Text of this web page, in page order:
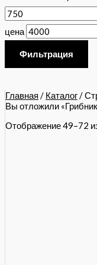
цена
Фильтрация
Главная / Каталог/
Вы отложили
Отображение 49–72